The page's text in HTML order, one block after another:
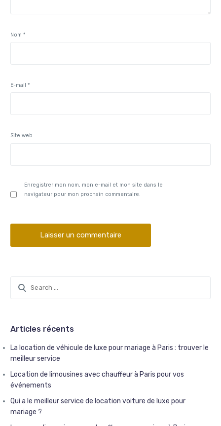
Nom*
E-mail*
Site web
Enregistrer mon nom, mon e-mail et mon site dans le
navigateur pour mon prochain commentaire.
Articles récents
La location de véhicule de luxe pour mariage à Paris : trouver le
meilleur service
Location de limousines avec chauffeur à Paris pour vos
événements
Qui a le meilleur service de location voiture de luxe pour
mariage ?